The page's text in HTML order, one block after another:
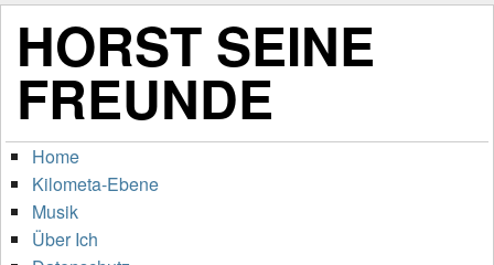
HORST SEINE
FREUNDE
Home
Kilometa-Ebene
Musik
Über Ich